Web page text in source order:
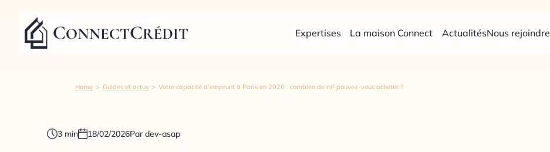
Expertises La maison Connect ActualitésNous rejoindre
Home > Guides et actus > Votre capacité d’emprunt à Paris en 2026 : combien de m² pouvez-vous acheter ?
3 min 18/02/2026Par dev-asap